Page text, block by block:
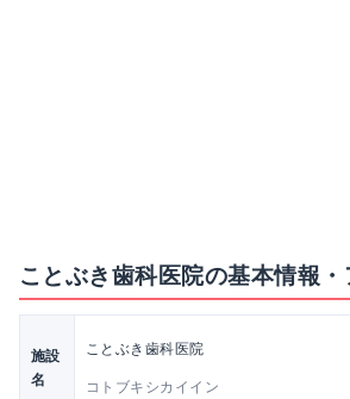
ことぶき歯科医院の基本情報・
施設
名
ことぶき歯科医院
コトブキシカイイン